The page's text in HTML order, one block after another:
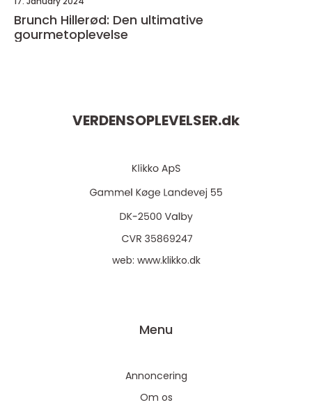
Brunch Hillerød: Den ultimative
gourmetoplevelse
VERDENSOPLEVELSER.dk
web: www.klikko.dk
Menu
Annoncering
Om os